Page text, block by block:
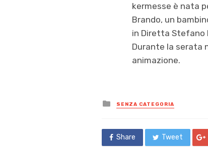
kermesse è nata
Brando, un
in Diretta Stefano
Durante la serata
animazione.
Posted
in
SENZA CATEGORIA
Share Tweet